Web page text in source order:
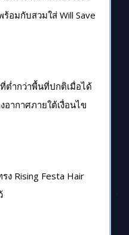
อมกับสวมใส่ Will Save
ต่ำกว่าพื้นที่ปกติเมื่อได้
ากาศภายใต้เงื่อนไข
ง Rising Festa Hair